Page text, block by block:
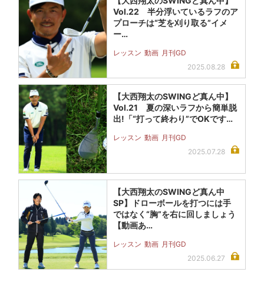
Vol.22 半分浮いているラフのア
プローチは“芝を刈り取る”イメ
ー…
レッスン 動画 月刊GD
2025.08.28
【大西翔太のSWINGど真ん中】
Vol.21 夏の深いラフから簡単脱
出!「“打って終わり”でOKです…
レッスン 動画 月刊GD
2025.07.28
【大西翔太のSWINGど真ん中
SP】ドローボールを打つには手
ではなく“胸”を右に回しましょう
【動画あ…
レッスン 動画 月刊GD
2025.06.27